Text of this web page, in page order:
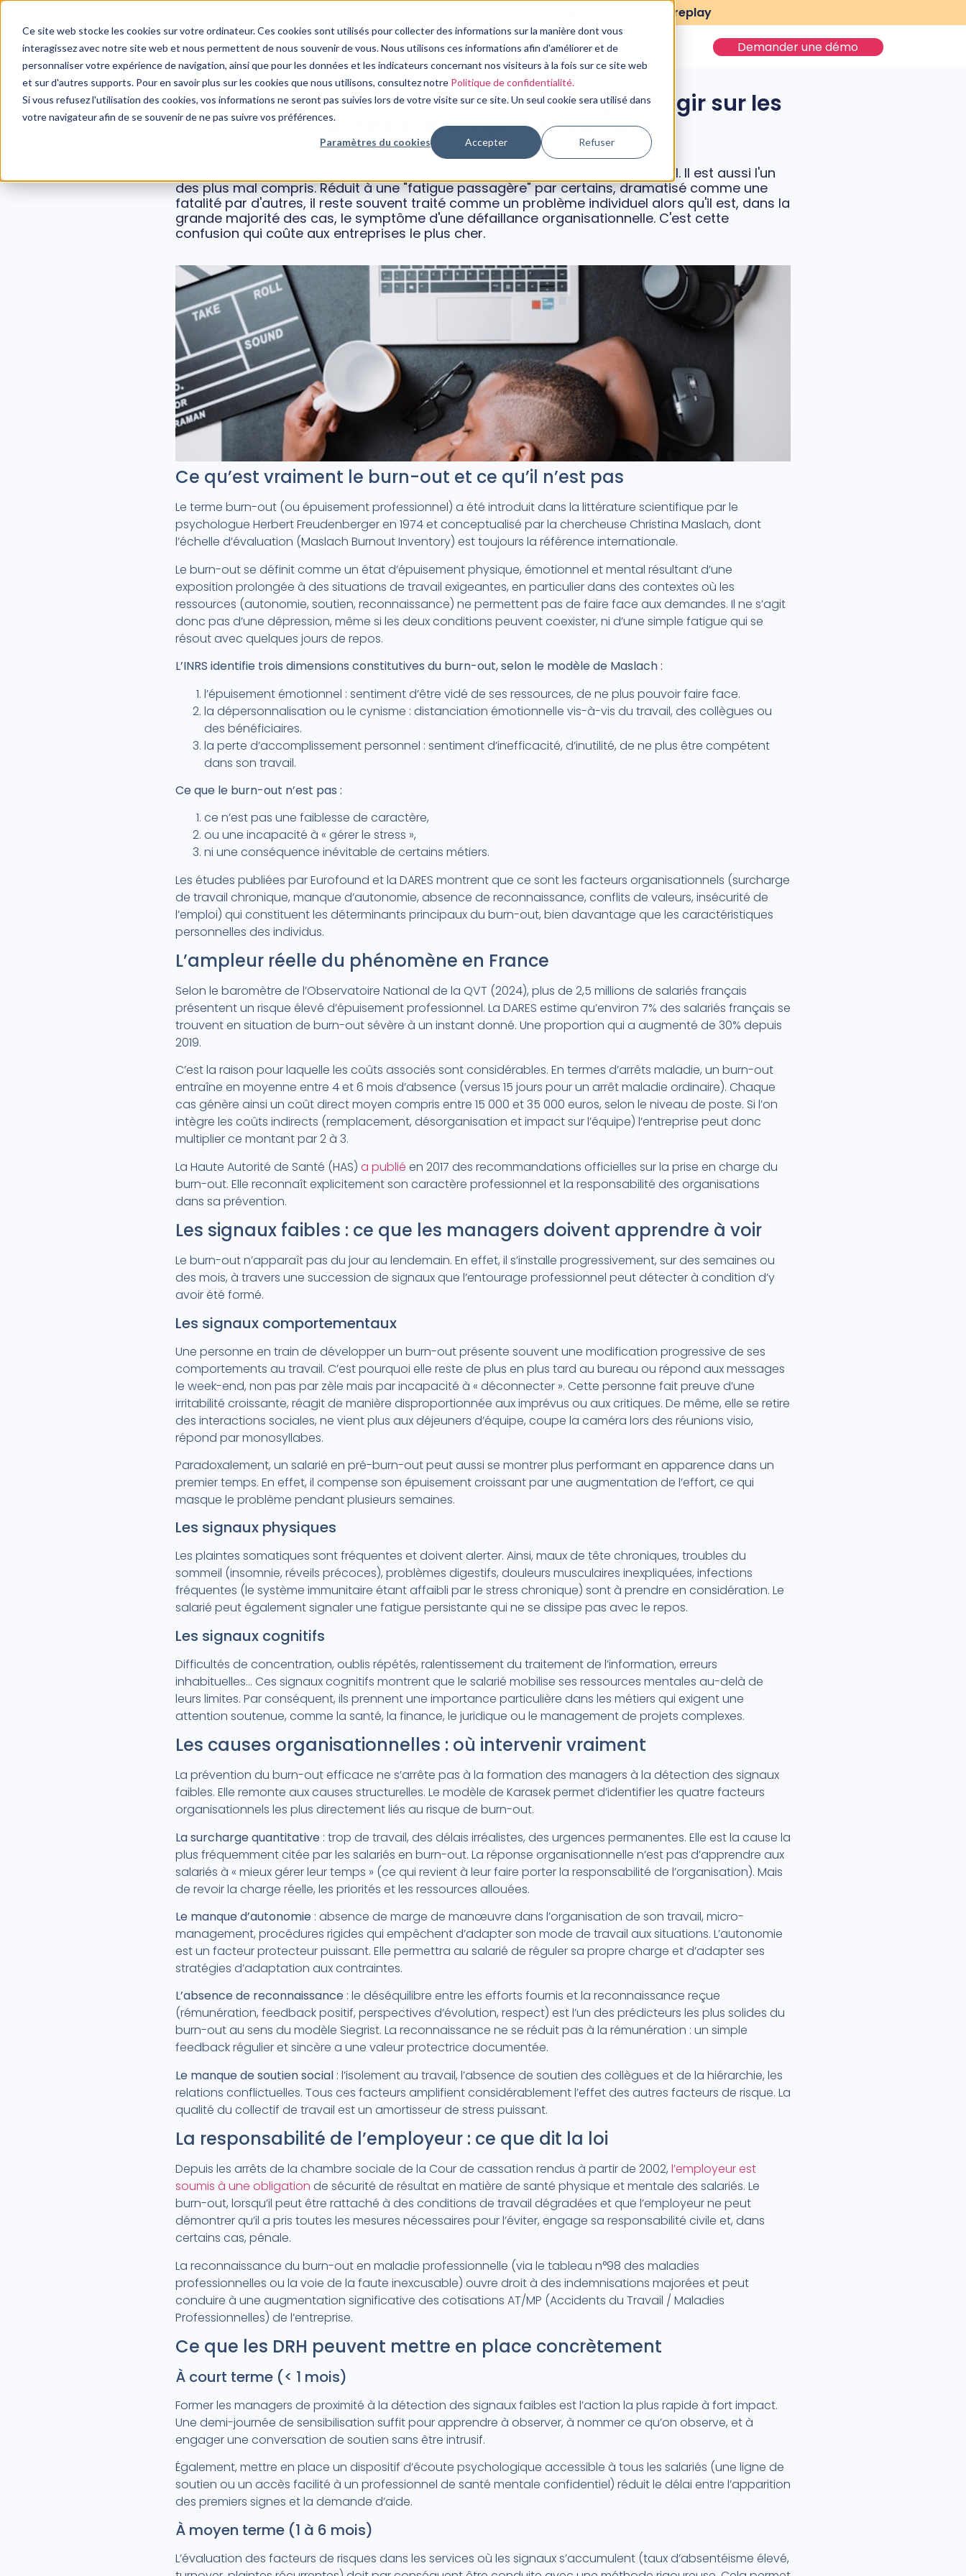
Ce site web stocke les cookies sur votre ordinateur. Ces cookies sont utilisés pour collecter des informations sur la manière dont vous
interagissez avec notre site web et nous permettent de nous souvenir de vous. Nous utilisons ces informations afin d'améliorer et de
personnaliser votre expérience de navigation, ainsi que pour les données et les indicateurs concernant nos visiteurs à la fois sur ce site web
et sur d'autres supports. Pour en savoir plus sur les cookies que nous utilisons, consultez notre Politique de confidentialité.
Si vous refusez l'utilisation des cookies, vos informations ne seront pas suivies lors de votre visite sur ce site. Un seul cookie sera utilisé dans
votre navigateur afin de se souvenir de ne pas suivre vos préférences.
Paramètres du cookies Accepter Refuser
WEBINAIRE : Risques psychosociaux et managers : un plan de formation sur 3 mois pour moins de 3 000€➔ voir le replay
Nos Services Notre Expertise Nos Ressources Demander une démo
QVT/RPS
Burn-out au travail : reconnaître les signes, agir sur les
causes et protéger ses équipes
2 juin, 2026
Le burn-out est devenu l'un des sujets les plus médiatisés du monde du travail. Il est aussi l'un
des plus mal compris. Réduit à une "fatigue passagère" par certains, dramatisé comme une
fatalité par d'autres, il reste souvent traité comme un problème individuel alors qu'il est, dans la
grande majorité des cas, le symptôme d'une défaillance organisationnelle. C'est cette
confusion qui coûte aux entreprises le plus cher.
Ce qu’est vraiment le burn-out et ce qu’il n’est pas
Le terme burn-out (ou épuisement professionnel) a été introduit dans la littérature scientifique par le
psychologue Herbert Freudenberger en 1974 et conceptualisé par la chercheuse Christina Maslach, dont
l’échelle d’évaluation (Maslach Burnout Inventory) est toujours la référence internationale.
Le burn-out se définit comme un état d’épuisement physique, émotionnel et mental résultant d’une
exposition prolongée à des situations de travail exigeantes, en particulier dans des contextes où les
ressources (autonomie, soutien, reconnaissance) ne permettent pas de faire face aux demandes. Il ne s’agit
donc pas d’une dépression, même si les deux conditions peuvent coexister, ni d’une simple fatigue qui se
résout avec quelques jours de repos.
L’INRS identifie trois dimensions constitutives du burn-out, selon le modèle de Maslach :
l’épuisement émotionnel : sentiment d’être vidé de ses ressources, de ne plus pouvoir faire face.
la dépersonnalisation ou le cynisme : distanciation émotionnelle vis-à-vis du travail, des collègues ou
des bénéficiaires.
la perte d’accomplissement personnel : sentiment d’inefficacité, d’inutilité, de ne plus être compétent
dans son travail.
Ce que le burn-out n’est pas :
ce n’est pas une faiblesse de caractère,
ou une incapacité à « gérer le stress »,
ni une conséquence inévitable de certains métiers.
Les études publiées par Eurofound et la DARES montrent que ce sont les facteurs organisationnels (surcharge
de travail chronique, manque d’autonomie, absence de reconnaissance, conflits de valeurs, insécurité de
l’emploi) qui constituent les déterminants principaux du burn-out, bien davantage que les caractéristiques
personnelles des individus.
L’ampleur réelle du phénomène en France
Selon le baromètre de l’Observatoire National de la QVT (2024), plus de 2,5 millions de salariés français
présentent un risque élevé d’épuisement professionnel. La DARES estime qu’environ 7% des salariés français se
trouvent en situation de burn-out sévère à un instant donné. Une proportion qui a augmenté de 30% depuis
2019.
C’est la raison pour laquelle les coûts associés sont considérables. En termes d’arrêts maladie, un burn-out
entraîne en moyenne entre 4 et 6 mois d’absence (versus 15 jours pour un arrêt maladie ordinaire). Chaque
cas génère ainsi un coût direct moyen compris entre 15 000 et 35 000 euros, selon le niveau de poste. Si l’on
intègre les coûts indirects (remplacement, désorganisation et impact sur l’équipe) l’entreprise peut donc
multiplier ce montant par 2 à 3.
La Haute Autorité de Santé (HAS) a publié en 2017 des recommandations officielles sur la prise en charge du
burn-out. Elle reconnaît explicitement son caractère professionnel et la responsabilité des organisations
dans sa prévention.
Les signaux faibles : ce que les managers doivent apprendre à voir
Le burn-out n’apparaît pas du jour au lendemain. En effet, il s’installe progressivement, sur des semaines ou
des mois, à travers une succession de signaux que l’entourage professionnel peut détecter à condition d’y
avoir été formé.
Les signaux comportementaux
Une personne en train de développer un burn-out présente souvent une modification progressive de ses
comportements au travail. C’est pourquoi elle reste de plus en plus tard au bureau ou répond aux messages
le week-end, non pas par zèle mais par incapacité à « déconnecter ». Cette personne fait preuve d’une
irritabilité croissante, réagit de manière disproportionnée aux imprévus ou aux critiques. De même, elle se retire
des interactions sociales, ne vient plus aux déjeuners d’équipe, coupe la caméra lors des réunions visio,
répond par monosyllabes.
Paradoxalement, un salarié en pré-burn-out peut aussi se montrer plus performant en apparence dans un
premier temps. En effet, il compense son épuisement croissant par une augmentation de l’effort, ce qui
masque le problème pendant plusieurs semaines.
Les signaux physiques
Les plaintes somatiques sont fréquentes et doivent alerter. Ainsi, maux de tête chroniques, troubles du
sommeil (insomnie, réveils précoces), problèmes digestifs, douleurs musculaires inexpliquées, infections
fréquentes (le système immunitaire étant affaibli par le stress chronique) sont à prendre en considération. Le
salarié peut également signaler une fatigue persistante qui ne se dissipe pas avec le repos.
Les signaux cognitifs
Difficultés de concentration, oublis répétés, ralentissement du traitement de l’information, erreurs
inhabituelles… Ces signaux cognitifs montrent que le salarié mobilise ses ressources mentales au-delà de
leurs limites. Par conséquent, ils prennent une importance particulière dans les métiers qui exigent une
attention soutenue, comme la santé, la finance, le juridique ou le management de projets complexes.
Les causes organisationnelles : où intervenir vraiment
La prévention du burn-out efficace ne s’arrête pas à la formation des managers à la détection des signaux
faibles. Elle remonte aux causes structurelles. Le modèle de Karasek permet d’identifier les quatre facteurs
organisationnels les plus directement liés au risque de burn-out.
La surcharge quantitative : trop de travail, des délais irréalistes, des urgences permanentes. Elle est la cause la
plus fréquemment citée par les salariés en burn-out. La réponse organisationnelle n’est pas d’apprendre aux
salariés à « mieux gérer leur temps » (ce qui revient à leur faire porter la responsabilité de l’organisation). Mais
de revoir la charge réelle, les priorités et les ressources allouées.
Le manque d’autonomie : absence de marge de manœuvre dans l’organisation de son travail, micro-
management, procédures rigides qui empêchent d’adapter son mode de travail aux situations. L’autonomie
est un facteur protecteur puissant. Elle permettra au salarié de réguler sa propre charge et d’adapter ses
stratégies d’adaptation aux contraintes.
L’absence de reconnaissance : le déséquilibre entre les efforts fournis et la reconnaissance reçue
(rémunération, feedback positif, perspectives d’évolution, respect) est l’un des prédicteurs les plus solides du
burn-out au sens du modèle Siegrist. La reconnaissance ne se réduit pas à la rémunération : un simple
feedback régulier et sincère a une valeur protectrice documentée.
Le manque de soutien social : l’isolement au travail, l’absence de soutien des collègues et de la hiérarchie, les
relations conflictuelles. Tous ces facteurs amplifient considérablement l’effet des autres facteurs de risque. La
qualité du collectif de travail est un amortisseur de stress puissant.
La responsabilité de l’employeur : ce que dit la loi
Depuis les arrêts de la chambre sociale de la Cour de cassation rendus à partir de 2002, l’employeur est
soumis à une obligation de sécurité de résultat en matière de santé physique et mentale des salariés. Le
burn-out, lorsqu’il peut être rattaché à des conditions de travail dégradées et que l’employeur ne peut
démontrer qu’il a pris toutes les mesures nécessaires pour l’éviter, engage sa responsabilité civile et, dans
certains cas, pénale.
La reconnaissance du burn-out en maladie professionnelle (via le tableau n°98 des maladies
professionnelles ou la voie de la faute inexcusable) ouvre droit à des indemnisations majorées et peut
conduire à une augmentation significative des cotisations AT/MP (Accidents du Travail / Maladies
Professionnelles) de l’entreprise.
Ce que les DRH peuvent mettre en place concrètement
À court terme (< 1 mois)
Former les managers de proximité à la détection des signaux faibles est l’action la plus rapide à fort impact.
Une demi-journée de sensibilisation suffit pour apprendre à observer, à nommer ce qu’on observe, et à
engager une conversation de soutien sans être intrusif.
Également, mettre en place un dispositif d’écoute psychologique accessible à tous les salariés (une ligne de
soutien ou un accès facilité à un professionnel de santé mentale confidentiel) réduit le délai entre l’apparition
des premiers signes et la demande d’aide.
À moyen terme (1 à 6 mois)
L’évaluation des facteurs de risques dans les services où les signaux s’accumulent (taux d’absentéisme élevé,